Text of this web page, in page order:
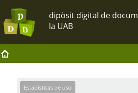
Estadísticas de uso